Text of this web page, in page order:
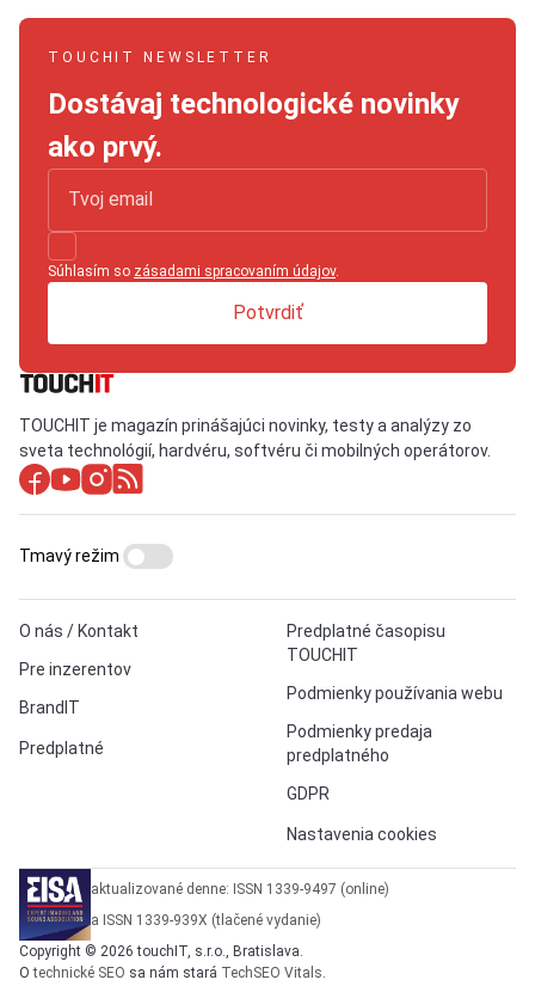
TOUCHIT NEWSLETTER
Dostávaj technologické novinky
ako prvý.
Súhlasím so zásadami spracovaním údajov.
Potvrdiť
TOUCHIT je magazín prinášajúci novinky, testy a analýzy zo
sveta technológií, hardvéru, softvéru či mobilných operátorov.
O nás / Kontakt
Pre inzerentov
BrandIT
Predplatné
Predplatné časopisu
TOUCHIT
Podmienky používania webu
Podmienky predaja
predplatného
GDPR
Nastavenia cookies
Tmavý režim
aktualizované denne: ISSN 1339-9497 (online)
a ISSN 1339-939X (tlačené vydanie)
Copyright © 2026 touchIT, s.r.o., Bratislava.
Otechnické SEO sa nám stará TechSEO Vitals